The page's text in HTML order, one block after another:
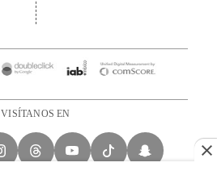
VISÍTANOS EN